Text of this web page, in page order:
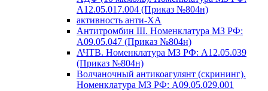
A12.05.017.004 (Приказ №804н)
активность анти-ХА
Антитромбин III. Номенклатура МЗ РФ:
A09.05.047 (Приказ №804н)
АЧТВ. Номенклатура МЗ РФ: A12.05.039
(Приказ №804н)
Волчаночный антикоагулянт (скрининг).
Номенклатура МЗ РФ: A09.05.029.001